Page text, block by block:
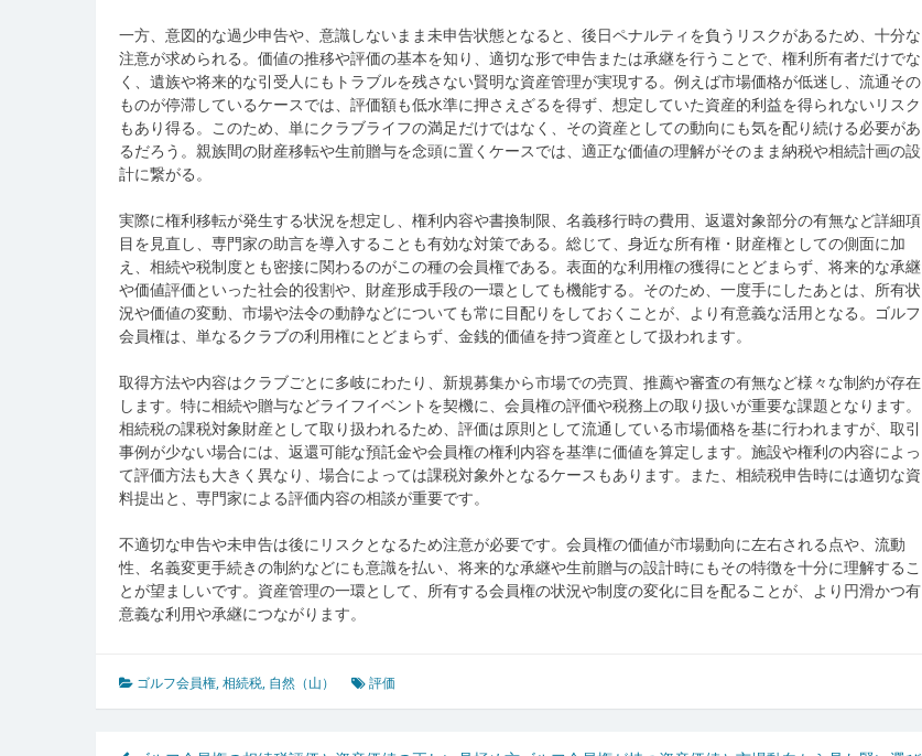
一方、意図的な過少申告や、意識しないまま未申告状態となると、後日ペナルティを負うリスクがあるため、十分な
注意が求められる。価値の推移や評価の基本を知り、適切な形で申告または承継を行うことで、権利所有者だけでな
く、遺族や将来的な引受人にもトラブルを残さない賢明な資産管理が実現する。例えば市場価格が低迷し、流通その
ものが停滞しているケースでは、評価額も低水準に押さえざるを得ず、想定していた資産的利益を得られないリスク
もあり得る。このため、単にクラブライフの満足だけではなく、その資産としての動向にも気を配り続ける必要があ
るだろう。親族間の財産移転や生前贈与を念頭に置くケースでは、適正な価値の理解がそのまま納税や相続計画の設
計に繋がる。
実際に権利移転が発生する状況を想定し、権利内容や書換制限、名義移行時の費用、返還対象部分の有無など詳細項
目を見直し、専門家の助言を導入することも有効な対策である。総じて、身近な所有権・財産権としての側面に加
え、相続や税制度とも密接に関わるのがこの種の会員権である。表面的な利用権の獲得にとどまらず、将来的な承継
や価値評価といった社会的役割や、財産形成手段の一環としても機能する。そのため、一度手にしたあとは、所有状
況や価値の変動、市場や法令の動静などについても常に目配りをしておくことが、より有意義な活用となる。ゴルフ
会員権は、単なるクラブの利用権にとどまらず、金銭的価値を持つ資産として扱われます。
取得方法や内容はクラブごとに多岐にわたり、新規募集から市場での売買、推薦や審査の有無など様々な制約が存在
します。特に相続や贈与などライフイベントを契機に、会員権の評価や税務上の取り扱いが重要な課題となります。
相続税の課税対象財産として取り扱われるため、評価は原則として流通している市場価格を基に行われますが、取引
事例が少ない場合には、返還可能な預託金や会員権の権利内容を基準に価値を算定します。施設や権利の内容によっ
て評価方法も大きく異なり、場合によっては課税対象外となるケースもあります。また、相続税申告時には適切な資
料提出と、専門家による評価内容の相談が重要です。
不適切な申告や未申告は後にリスクとなるため注意が必要です。会員権の価値が市場動向に左右される点や、流動
性、名義変更手続きの制約などにも意識を払い、将来的な承継や生前贈与の設計時にもその特徴を十分に理解するこ
とが望ましいです。資産管理の一環として、所有する会員権の状況や制度の変化に目を配ることが、より円滑かつ有
意義な利用や承継につながります。
ゴルフ会員権,相続税, 自然（山） 評価